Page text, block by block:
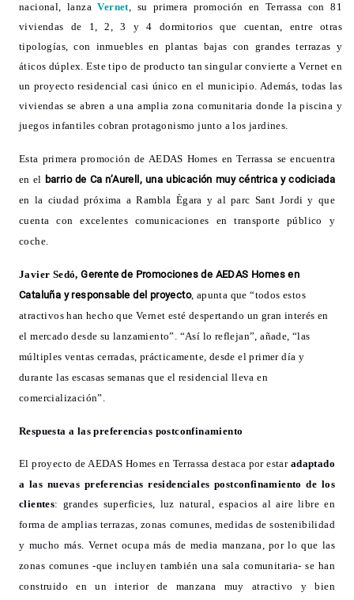
nacional, lanzaVernet, su primera promoción en Terrassa con 81
viviendas de 1, 2, 3 y 4 dormitorios que cuentan, entre otras
tipologías, con inmuebles en plantas bajas con grandes terrazas y
áticos dúplex. Este tipo de producto tan singular convierte a Vernet en
un proyecto residencial casi único en el municipio. Además, todas las
viviendas se abren a una amplia zona comunitaria donde la piscina y
juegos infantiles cobran protagonismo junto a los jardines.
Esta primera promoción de AEDAS Homes en Terrassa se encuentra
en el barrio de Ca n’Aurell, una ubicación muy céntrica y codiciada
en la ciudad próxima a Rambla Ègara y al parc Sant Jordi y que
cuenta con excelentes comunicaciones en transporte público y
coche.
Javier Sedó, Gerente de Promociones de AEDAS Homes en
Cataluña y responsable del proyecto, apunta que “todos estos
atractivos han hecho que Vernet esté despertando un gran interés en
el mercado desde su lanzamiento”. “Así lo reflejan”, añade, “las
múltiples ventas cerradas, prácticamente, desde el primer día y
durante las escasas semanas que el residencial lleva en
comercialización”.
Respuesta a las preferencias postconfinamiento
El proyecto de AEDAS Homes en Terrassa destaca por estar adaptado
a las nuevas preferencias residenciales postconfinamiento de los
clientes: grandes superficies, luz natural, espacios al aire libre en
forma de amplias terrazas, zonas comunes, medidas de sostenibilidad
y mucho más. Vernet ocupa más de media manzana, por lo que las
zonas comunes -que incluyen también una sala comunitaria- se han
construido en un interior de manzana muy atractivo y bien